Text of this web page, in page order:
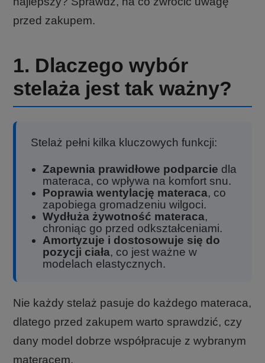
przed zakupem.
1. Dlaczego wybór
stelaża jest tak ważny?
Stelaż pełni kilka kluczowych funkcji:
Zapewnia prawidłowe podparcie dla
materaca, co wpływa na komfort snu.
Poprawia wentylację materaca, co
zapobiega gromadzeniu wilgoci.
Wydłuża żywotność materaca,
chroniąc go przed odkształceniami.
Amortyzuje i dostosowuje się do
pozycji ciała, co jest ważne w
modelach elastycznych.
Nie każdy stelaż pasuje do każdego materaca,
dlatego przed zakupem warto sprawdzić, czy
dany model dobrze współpracuje z wybranym
materacem.